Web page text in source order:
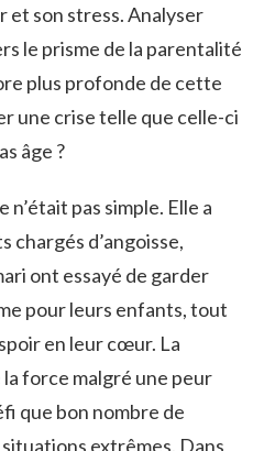
et son stress. Analyser
le prisme de la parentalité
plus profonde de cette
une crise telle que celle-ci
âge ?
n’était pas simple. Elle a
chargés d’angoisse,
ont essayé de garder
pour leurs enfants, tout
en leur cœur. La
force malgré une peur
que bon nombre de
extrêmes. Dans